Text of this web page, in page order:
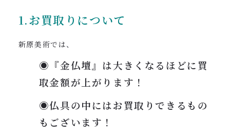
1.お買取りについて
新原美術では、
◉『金仏壇』は大きくなるほどに買
取金額が上がります！
◉仏具の中にはお買取りできるもの
もございます！